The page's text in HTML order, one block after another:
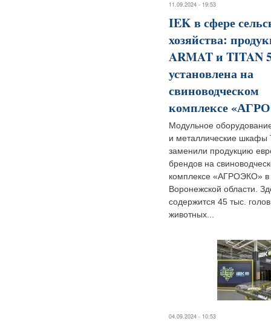
11.09.2024 - 19:53
IEK в сфере
хозяйства:
ARMAT и TITAN
установлена на
свиноводческом
комплексе
Модульное
и металлические шкафы
заменили продукцию
брендов на
комплексе «АГРОЭКО» в
Воронежской области.
содержится 45 тыс. голов
животных...
04.09.2024 - 10:53